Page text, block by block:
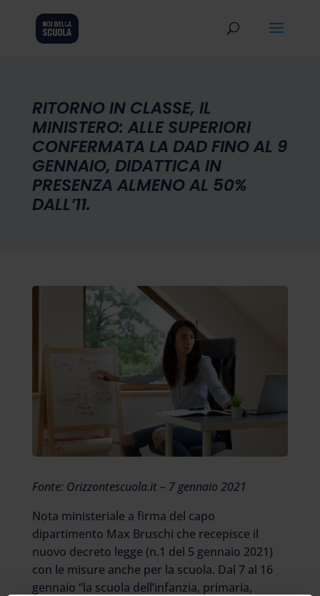
RITORNO IN CLASSE, IL
MINISTERO: ALLE SUPERIORI
CONFERMATA LA DAD FINO AL 9
GENNAIO, DIDATTICA IN
PRESENZA ALMENO AL 50%
DALL’11.
Fonte: Orizzontescuola.it – 7 gennaio 2021
Nota ministeriale a firma del capo
dipartimento Max Bruschi che recepisce il
nuovo decreto legge (n.1 del 5 gennaio 2021)
con le misure anche per la scuola. Dal 7 al 16
gennaio “la scuola dell’infanzia, primaria,